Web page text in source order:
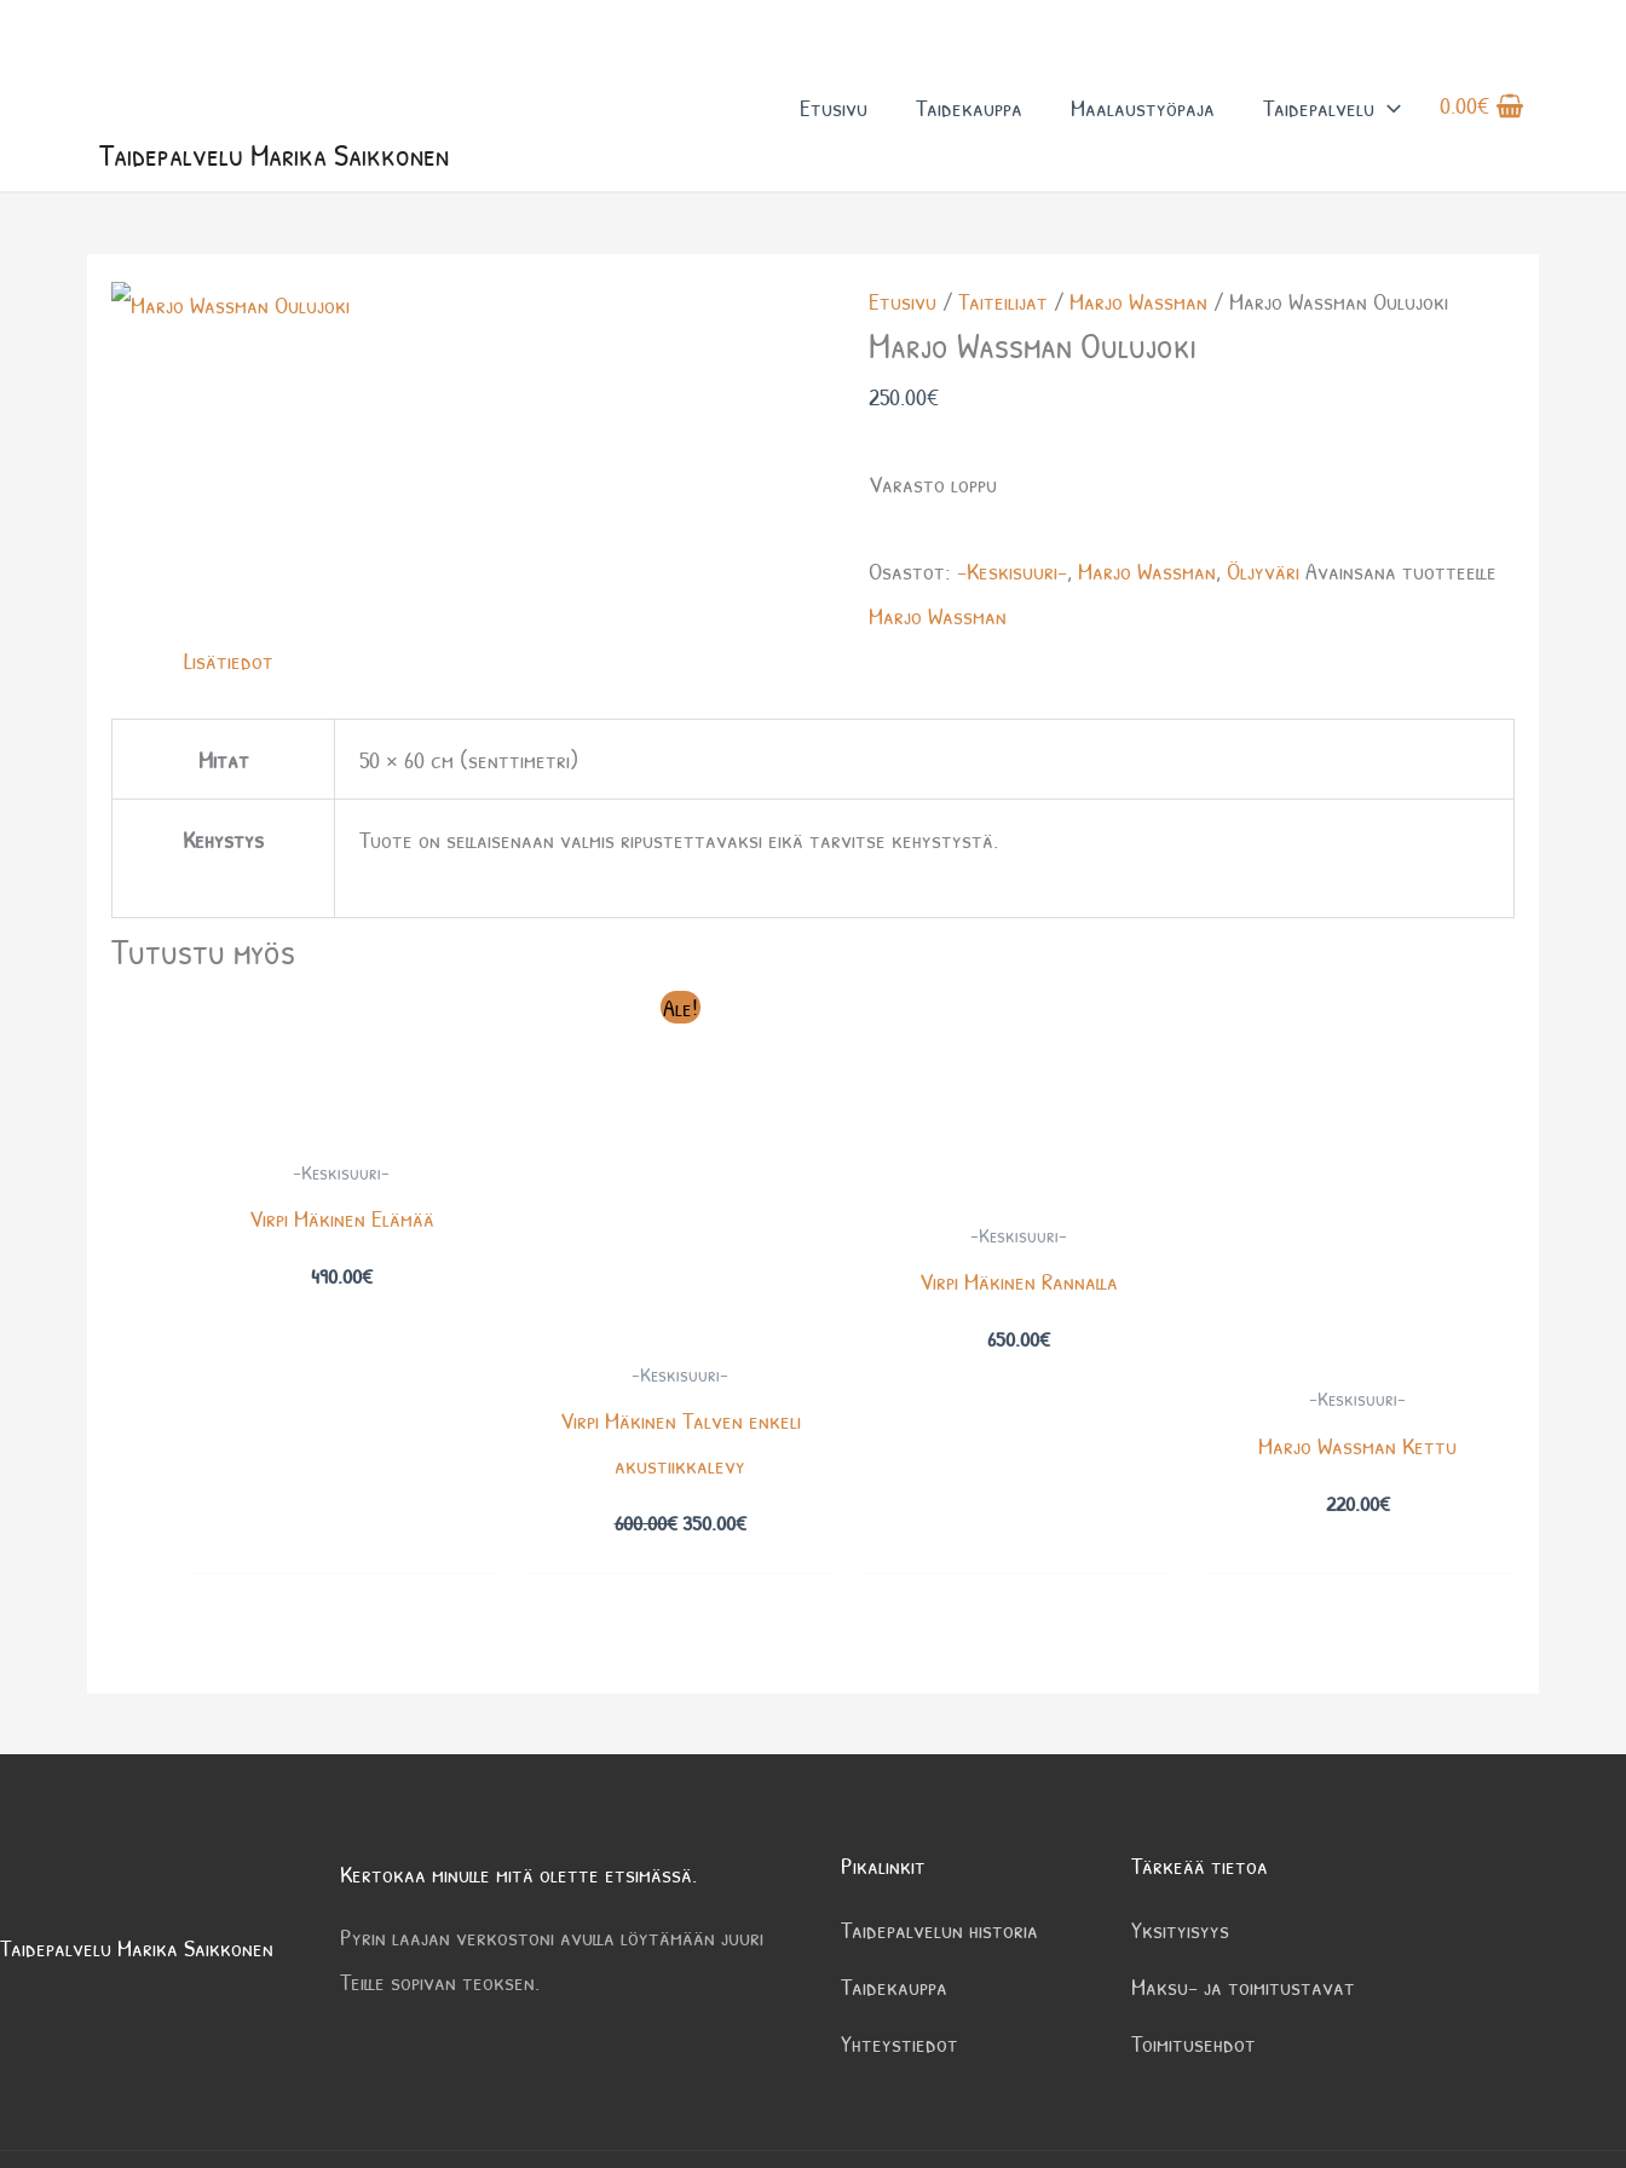
Taidepalvelu Marika Saikkonen
Etusivu Taidekauppa Maalaustyöpaja Taidepalvelu 0.00€
Etusivu /Taiteilijat / Marjo Wassman / Marjo Wassman Oulujoki
Marjo Wassman Oulujoki
250.00€
Varasto loppu
Osastot:-Keskisuuri-, Marjo Wassman,Öljyväri Avainsana tuotteelle
Marjo Wassman
Lisätiedot
Mitat 50 × 60 cm (senttimetri)
Kehystys Tuote on sellaisenaan valmis ripustettavaksi eikä tarvitse kehystystä.
Tutustu myös
-Keskisuuri-
Virpi Mäkinen Elämää
490.00€
Ale!
-Keskisuuri-
Virpi Mäkinen Talven enkeli
akustiikkalevy
600.00€
Alkuperäinen
hinta
350.00€
-Keskisuuri-
Virpi Mäkinen Rannalla
650.00€
-Keskisuuri-
Marjo Wassman Kettu
220.00€
Taidepalvelu Marika Saikkonen
Kertokaa minulle mitä olette etsimässä.
Pyrin laajan verkostoni avulla löytämään juuri
Teille sopivan teoksen.
Pikalinkit
Taidepalvelun historia
Taidekauppa
Yhteystiedot
Tärkeää tietoa
Yksityisyys
Maksu- ja toimitustavat
Toimitusehdot